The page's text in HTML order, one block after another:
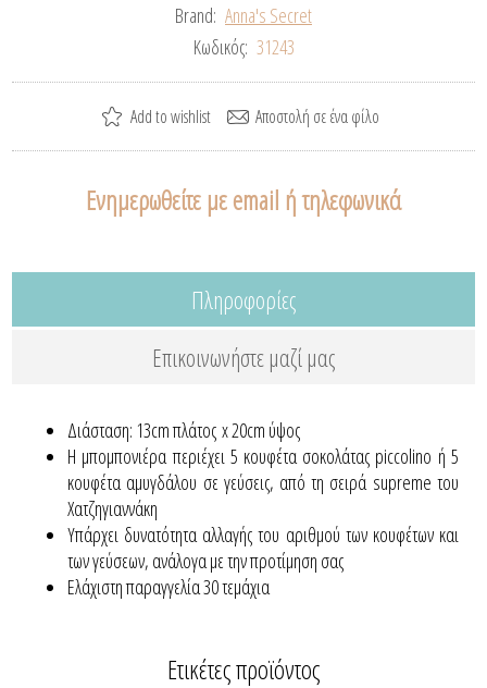
Brand: Anna's Secret
Κωδικός: 31243
Ενημερωθείτε με email ή τηλεφωνικά
Πληροφορίες
Επικοινωνήστε μαζί μας
Διάσταση: 13cm πλάτος x 20cm ύψος
Η μπομπονιέρα περιέχει 5 κουφέτα σοκολάτας piccolino ή 5
κουφέτα αμυγδάλου σε γεύσεις, από τη σειρά supreme του
Χατζηγιαννάκη
Yπάρχει δυνατότητα αλλαγής του αριθμού των κουφέτων και
των γεύσεων, ανάλογα με την προτίμηση σας
Ελάχιστη παραγγελία 30 τεμάχια
Ετικέτες προϊόντος